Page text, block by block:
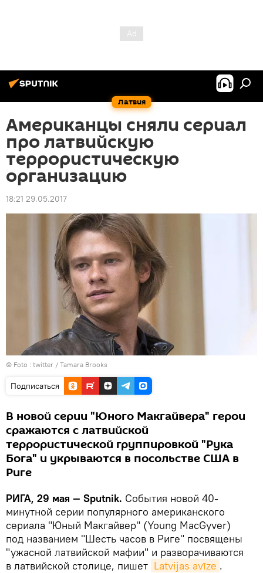
Латвия
Американцы сняли сериал
про латвийскую
террористическую
организацию
18:21 29.05.2017
© Foto :
Подписаться
В новой серии "Юного Макгайвера" герои
сражаются с латвийской
террористической группировкой "Рука
Бога" и укрываются в посольстве США в
Риге
РИГА, 29 мая — Sputnik. События новой 40-
минутной серии популярного американского
сериала "Юный Макгайвер" (Young MacGyver)
под названием "Шесть часов в Риге" посвящены
"ужасной латвийской мафии" и разворачиваются
в латвийской столице, пишет Latvijas avīze .